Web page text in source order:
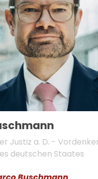
Justiz a. D. -
deutschen Staates